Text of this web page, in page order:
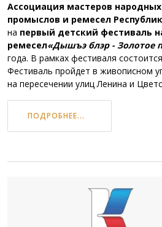
Ассоциация мастеров
промыслов и ремесел
на первый детский фестиваль
ремесел«Дышъэ блэр - Золотое
года. В рамках фестиваля
Фестиваль пройдет в живописном
на пересечении улиц Ленина и
ПОДРОБНЕЕ...